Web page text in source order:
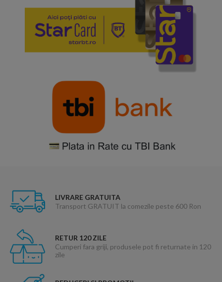
LIVRARE GRATUITA
Transport GRATUIT la comezile peste 600 Ron
RETUR 120 ZILE
Cumperi fara griji, produsele pot fi returnate in 120
zile